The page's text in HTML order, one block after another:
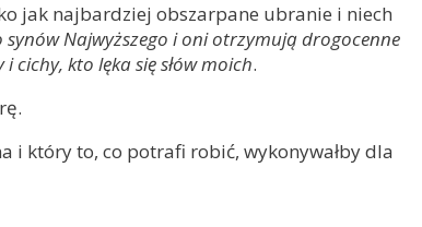
jak najbardziej obszarpane ubranie i niech
Najwyższego i oni otrzymują drogocenne
cichy, kto lęka się słów moich.
i który to, co potrafi robić, wykonywałby dla